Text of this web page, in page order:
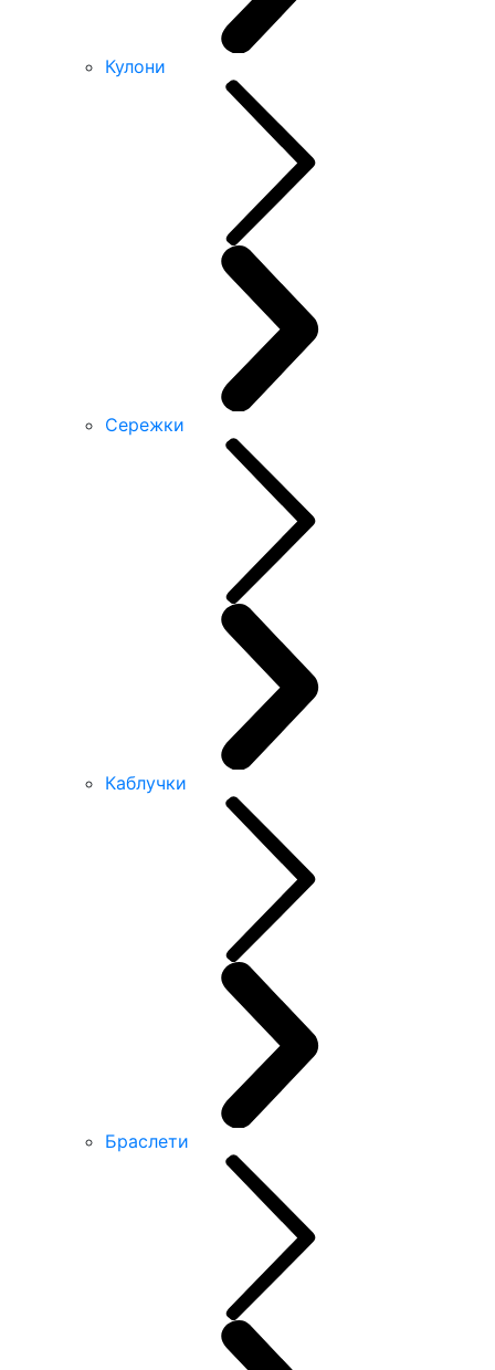
Кулони
Сережки
Каблучки
Браслети